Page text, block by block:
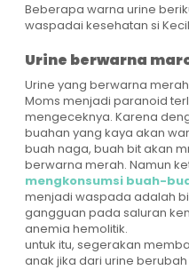
Beberapa warna urine
waspadai kesehatan si
Urine berwarna
Urine yang berwarna
Moms menjadi paranoid
mengeceknya. Karena
buahan yang kaya akan
buah naga, buah bit akan
berwarna merah. Namun
mengkonsumsi buah-
menjadi waspada adalah
gangguan pada saluran
anemia hemolitik.
untuk itu, segerakan
anak jika dari urine